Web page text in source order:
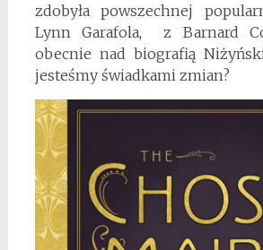
zdobyła powszechnej
Lynn Garafola, z Barnard
obecnie nad biografią
jesteśmy świadkami zmian?